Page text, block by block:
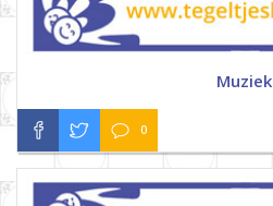
Muziek
0